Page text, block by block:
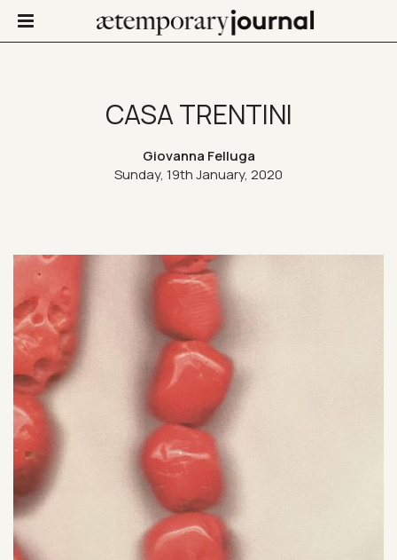
Not Only Design
CASA TRENTINI
Giovanna Felluga
Sunday, 19th January, 2020